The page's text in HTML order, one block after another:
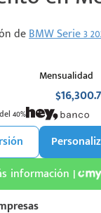
deBMW Serie 3
Mensualidad
40%
información |